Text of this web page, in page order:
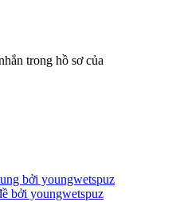
trong hồ sơ của
bởi youngwetspuz
bởi youngwetspuz